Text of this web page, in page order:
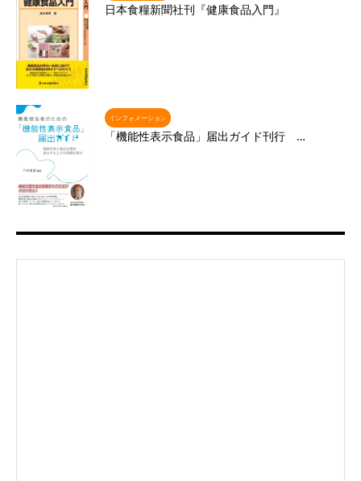
日本食糧新聞社刊『健康食品入門』
インフォメーション
「機能性表示食品」届出ガイド刊行 …